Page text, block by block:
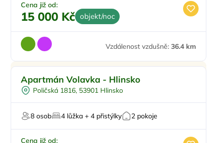
Cena již od:
15 000 Kč objekt/noc
Vzdálenost vzdušně: 36.4 km
Apartmán Volavka - Hlinsko
Poličská 1816, 53901 Hlinsko
8 osob 4 lůžka + 4 přistýlky 2 pokoje
Cena již od: